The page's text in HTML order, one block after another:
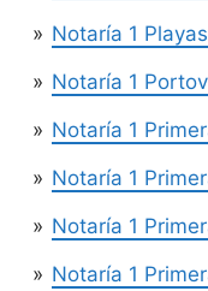
Notaría 1
Notaría 1
Notaría 1
Notaría 1
Notaría 1
Notaría 1